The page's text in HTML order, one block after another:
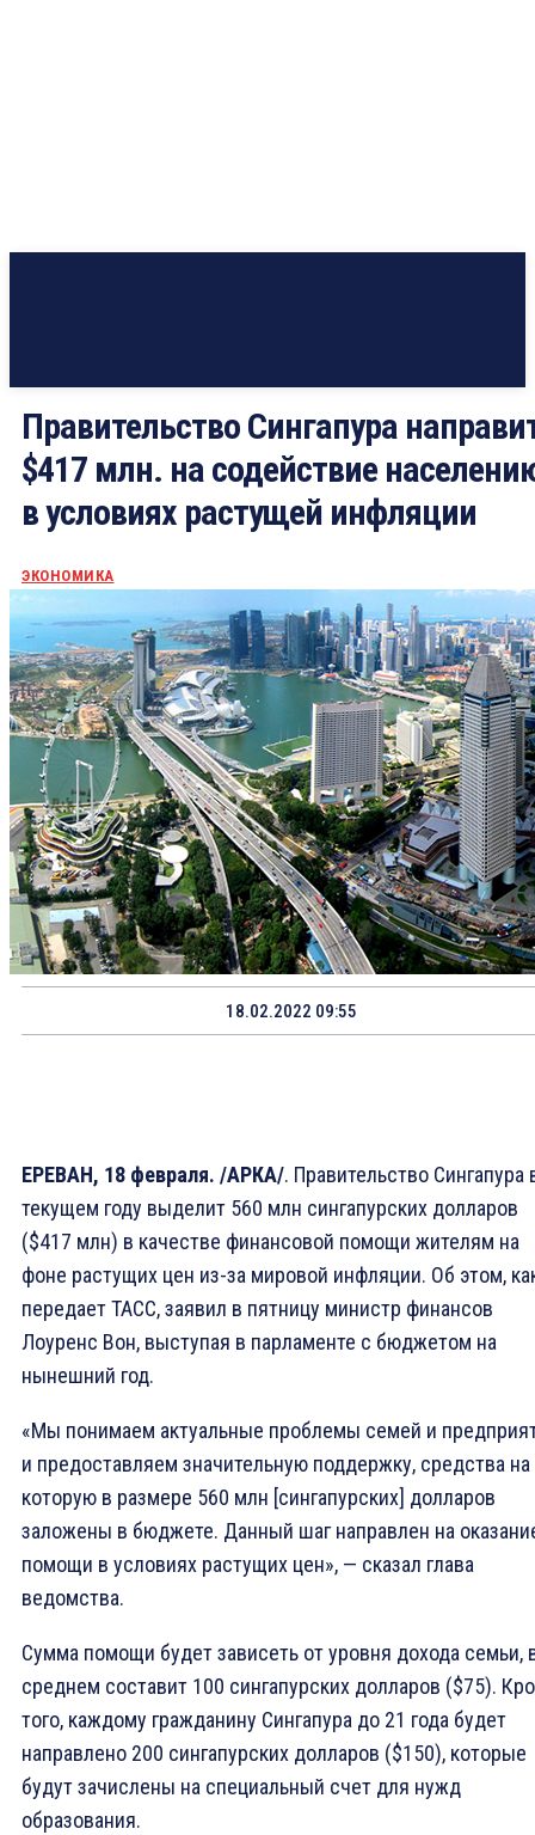
Правительство Сингапура
$417 млн. на содействие
в условиях растущей инфляции
ЭКОНОМИКА
18.02.2022 09:55
ЕРЕВАН, 18 февраля. /АРКА/. Правительство Сингапура
текущем году выделит 560 млн сингапурских долларов
($417 млн) в качестве финансовой помощи жителям на
фоне растущих цен из-за мировой инфляции. Об этом,
передает ТАСС, заявил в пятницу министр финансов
Лоуренс Вон, выступая в парламенте с бюджетом на
нынешний год.
«Мы понимаем актуальные проблемы семей и
и предоставляем значительную поддержку, средства на
которую в размере 560 млн [сингапурских] долларов
заложены в бюджете. Данный шаг направлен на
помощи в условиях растущих цен», — сказал глава
ведомства.
Сумма помощи будет зависеть от уровня дохода семьи,
среднем составит 100 сингапурских долларов ($75).
того, каждому гражданину Сингапура до 21 года будет
направлено 200 сингапурских долларов ($150), которые
будут зачислены на специальный счет для нужд
образования.